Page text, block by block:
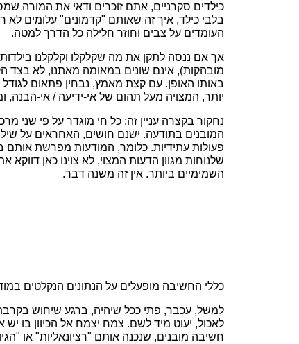
כילדים סקרניים, אתם זוכרים ודאי את המורה
בלבי כילד, איך זה שאותם "קדמונים" עלומים
העומדים על צבים וחוזר חלילה כל הדרך למטה.
אך אם ננסה לתקן את מה שקלקלו וקלקלנו
מובהקות), אינם שונים במאומה מאתנו, לא בצד
באותו האופן. עם קצת מאמץ, נבחין פתאום
יותר, המצויה מעל תהום של אי-ידיעה / אי-
נחקור בקצרה עניין זה: כל חי מוגדר על פי שני
המובנים בתודעה. ישנם חושים, האחראים על
פעולות עתידיות. כלומר, המודעות מפרשת אותם
שלנוחות מגוון הדעות המצוי, לא צוינו כאן
השמימיים ביותר. אין זה משנה דבר.
כללי החשיבה מופעלים על הנתונים הנקלטים
למשל, עכבר, פתי ככל שיהיה, ברגע שיחוש
לאכול, יעוט מיד לשם. צמח יצמח אל הכיוון בו
חשיבה מובנים, שנכנה אותם "רציונאליות" או